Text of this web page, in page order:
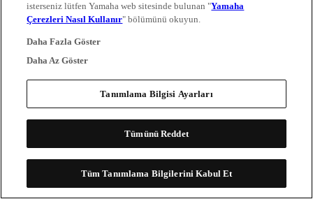
isterseniz lütfen Yamaha web sitesinde bulunan "Yamaha
Çerezleri Nasıl Kullanır" bölümünü okuyun.
Daha Fazla Göster
Daha Az Göster
Tanımlama Bilgisi Ayarları
Tümünü Reddet
Tüm Tanımlama Bilgilerini Kabul Et